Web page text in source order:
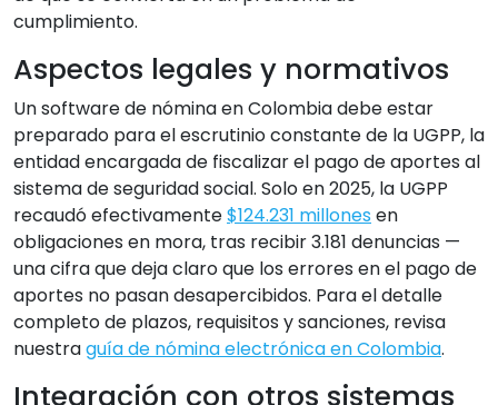
cumplimiento.
Aspectos legales y normativos
Un software de nómina en Colombia debe estar
preparado para el escrutinio constante de la UGPP, la
entidad encargada de fiscalizar el pago de aportes al
sistema de seguridad social. Solo en 2025, la UGPP
recaudó efectivamente$124.231 millonesen
obligaciones en mora, tras recibir 3.181 denuncias —
una cifra que deja claro que los errores en el pago de
aportes no pasan desapercibidos. Para el detalle
completo de plazos, requisitos y sanciones, revisa
nuestraguía de nómina electrónica en Colombia.
Integración con otros sistemas